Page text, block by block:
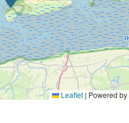
Leaflet | Powered